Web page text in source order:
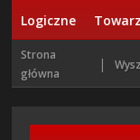
Logiczne
Strona
główna
|